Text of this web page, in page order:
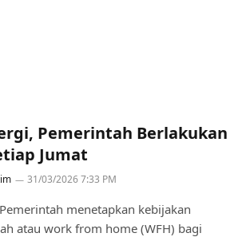
Pemerintah Berlakukan
Jumat
31/03/2026 7:33 PM
menetapkan kebijakan
atau work from home (WFH) bagi